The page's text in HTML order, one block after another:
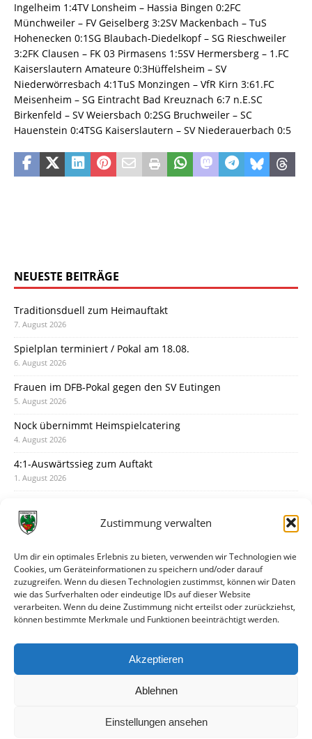
Zustimmung verwalten
Um dir ein optimales Erlebnis zu bieten, verwenden wir Technologien wie
Cookies, um Geräteinformationen zu speichern und/oder darauf
zuzugreifen. Wenn du diesen Technologien zustimmst, können wir Daten
wie das Surfverhalten oder eindeutige IDs auf dieser Website
verarbeiten. Wenn du deine Zustimmung nicht erteilst oder zurückziehst,
können bestimmte Merkmale und Funktionen beeinträchtigt werden.
Akzeptieren
Ablehnen
Einstellungen ansehen
Ingelheim 1:4TV Lonsheim – Hassia Bingen 0:2FC
Münchweiler – FV Geiselberg 3:2SV Mackenbach – TuS
Hohenecken 0:1SG Blaubach-Diedelkopf – SG Rieschweiler
3:2FK Clausen – FK 03 Pirmasens 1:5SV Hermersberg – 1.FC
Kaiserslautern Amateure 0:3Hüffelsheim – SV
Niederwörresbach 4:1TuS Monzingen – VfR Kirn 3:61.FC
Meisenheim – SG Eintracht Bad Kreuznach 6:7 n.E.SC
Birkenfeld – SV Weiersbach 0:2SG Bruchweiler – SC
Hauenstein 0:4TSG Kaiserslautern – SV Niederauerbach 0:5
NEUESTE BEITRÄGE
Traditionsduell zum Heimauftakt
7. August 2026
Spielplan terminiert / Pokal am 18.08.
6. August 2026
Frauen im DFB-Pokal gegen den SV Eutingen
5. August 2026
Nock übernimmt Heimspielcatering
4. August 2026
4:1-Auswärtssieg zum Auftakt
1. August 2026
31. Juli 2026
30. Juli 2026
Deine Spielminute: 89+1
28. Juli 2026
Neuer Rückensponsor
Neue Podcast-Folge: So tickt Björn!
27. Juli 2026